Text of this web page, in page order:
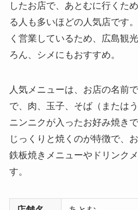
したお店で、あとむに行くた
る人も多いほどの人気店です
く営業しているため、広島観
ろん、シメにもおすすめ。
人気メニューは、お店の名前
で、肉、玉子、そば（または
ニンニクが入ったお好み焼き
じっくりと焼くのが特徴で、
鉄板焼きメニューやドリンク
す。